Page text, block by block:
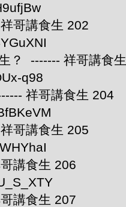
哥講食生 202
？ ------- 祥哥講食
q98
祥哥講食生 204
哥講食生 205
講食生 206
講食生 207